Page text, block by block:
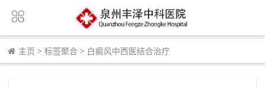
主页 > 标签聚合 > 白癜风中西医结合治疗